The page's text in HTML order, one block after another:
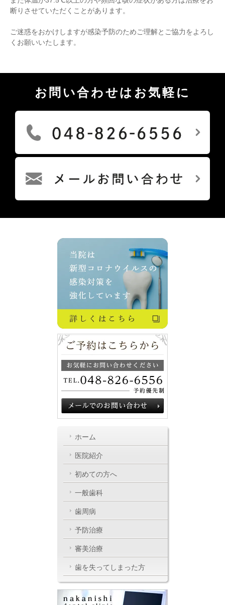
断りさせていただくことがあります。
ご迷惑をおかけしますが感染予防のためご理解とご協力をよろし
くお願いいたします。
お問い合わせはお気軽に
ホーム
医院紹介
初めての方へ
一般歯科
歯周病
予防治療
審美治療
歯を失ってしまった方